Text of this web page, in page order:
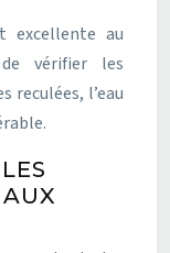
excellente au
vérifier les
reculées, l’eau